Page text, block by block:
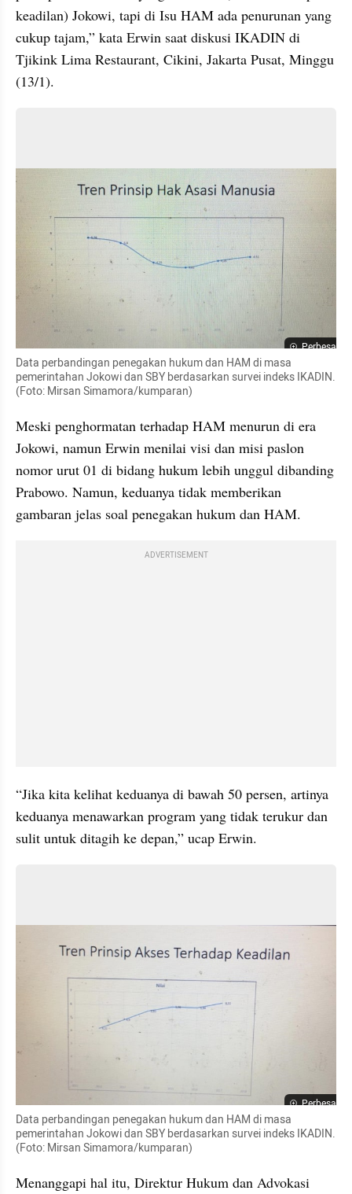
keadilan) Jokowi, tapi di Isu HAM ada penurunan yang
cukup tajam,” kata Erwin saat diskusi IKADIN di
Tjikink Lima Restaurant, Cikini, Jakarta Pusat, Minggu
(13/1).
Perbesar
Data perbandingan penegakan hukum dan HAM di masa
pemerintahan Jokowi dan SBY berdasarkan survei indeks IKADIN.
(Foto: Mirsan Simamora/kumparan)
Meski penghormatan terhadap HAM menurun di era
Jokowi, namun Erwin menilai visi dan misi paslon
nomor urut 01 di bidang hukum lebih unggul dibanding
Prabowo. Namun, keduanya tidak memberikan
gambaran jelas soal penegakan hukum dan HAM.
ADVERTISEMENT
“Jika kita kelihat keduanya di bawah 50 persen, artinya
keduanya menawarkan program yang tidak terukur dan
sulit untuk ditagih ke depan,” ucap Erwin.
Perbesar
Data perbandingan penegakan hukum dan HAM di masa
pemerintahan Jokowi dan SBY berdasarkan survei indeks IKADIN.
(Foto: Mirsan Simamora/kumparan)
Menanggapi hal itu, Direktur Hukum dan Advokasi